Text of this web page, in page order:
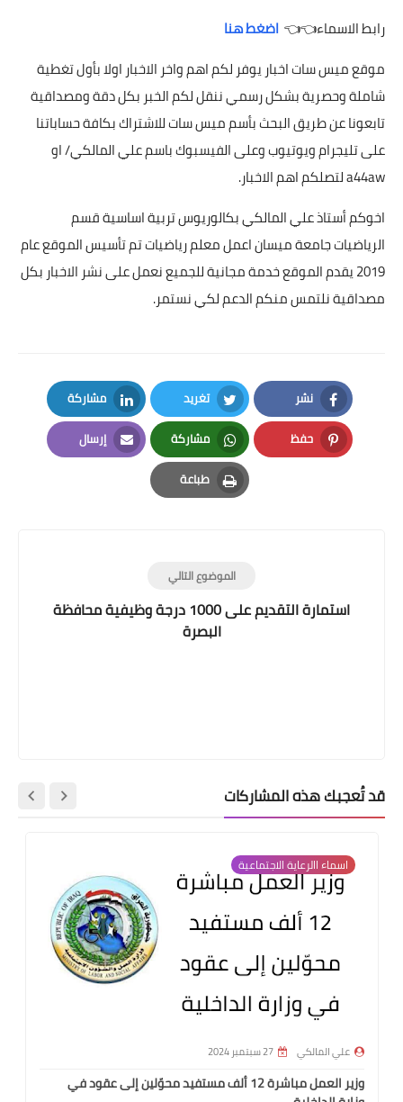
رابط الاسماء👈👈 اضغط هنا
موقع ميس سات اخبار يوفر لكم اهم واخر الاخبار اولا بأول تغطية
شاملة وحصرية بشكل رسمي ننقل لكم الخبر بكل دقة ومصداقية
تابعونا عن طريق البحث بأسم ميس سات للاشتراك بكافة حساباتنا
على تليجرام ويوتيوب وعلى الفيسبوك باسم علي المالكي/ او
a44aw لتصلكم اهم الاخبار.
اخوكم أستاذ علي المالكي بكالوريوس تربية اساسية قسم
الرياضيات جامعة ميسان اعمل معلم رياضيات تم تأسيس الموقع عام
2019 يقدم الموقع خدمة مجانية للجميع نعمل على نشر الاخبار بكل
مصداقية نلتمس منكم الدعم لكي نستمر.
نشر
Facebook
تغريد
Twitter
مشاركة
LinkedIn
حفظ
Pinterest
مشاركة
Whatsapp
إرسال
Email
طباعة
Print
الموضوع التالي
استمارة التقديم على 1000 درجة وظيفية محافظة
البصرة
قد تُعجبك هذه المشاركات
اسماء االرعاية الاجتماعية
علي المالكي 27 سبتمبر 2024
وزير العمل مباشرة 12 ألف مستفيد محوّلين إلى عقود في